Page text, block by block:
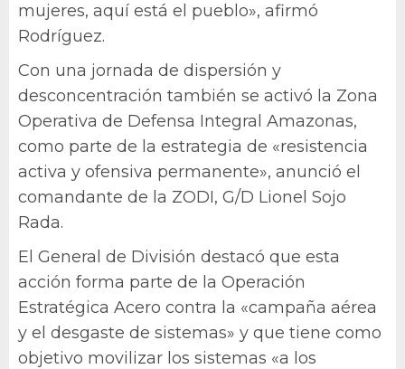
mujeres, aquí está el pueblo», afirmó
Rodríguez.
Con una jornada de dispersión y
desconcentración también se activó la Zona
Operativa de Defensa Integral Amazonas,
como parte de la estrategia de «resistencia
activa y ofensiva permanente», anunció el
comandante de la ZODI, G/D Lionel Sojo
Rada.
El General de División destacó que esta
acción forma parte de la Operación
Estratégica Acero contra la «campaña aérea
y el desgaste de sistemas» y que tiene como
objetivo movilizar los sistemas «a los